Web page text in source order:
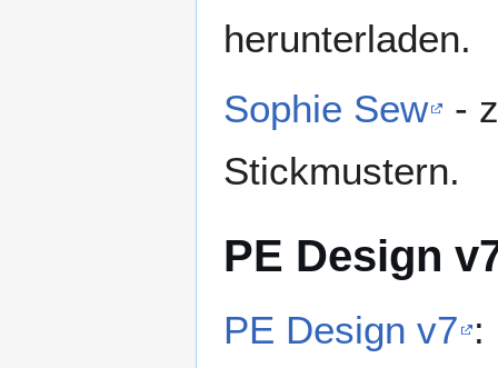
herunterladen.
Sophie Sew
-
Stickmustern.
PE Design
PE Design v7 :